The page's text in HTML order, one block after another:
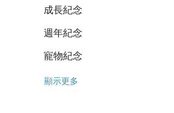
成長紀念
週年紀念
寵物紀念
顯示更多